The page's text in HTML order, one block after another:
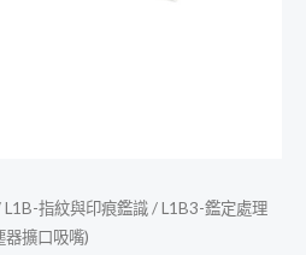
L1B-指紋與印痕鑑識/L1B3-鑑定處理
擴口吸嘴)